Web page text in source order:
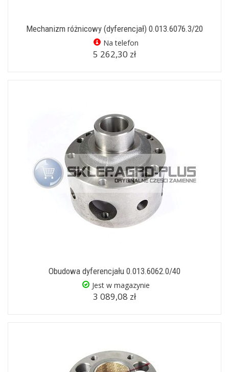
Mechanizm różnicowy (dyferencjał) 0.013.6076.3/20
Na telefon
5 262,30 zł
Obudowa dyferencjału 0.013.6062.0/40
Jest w magazynie
3 089,08 zł